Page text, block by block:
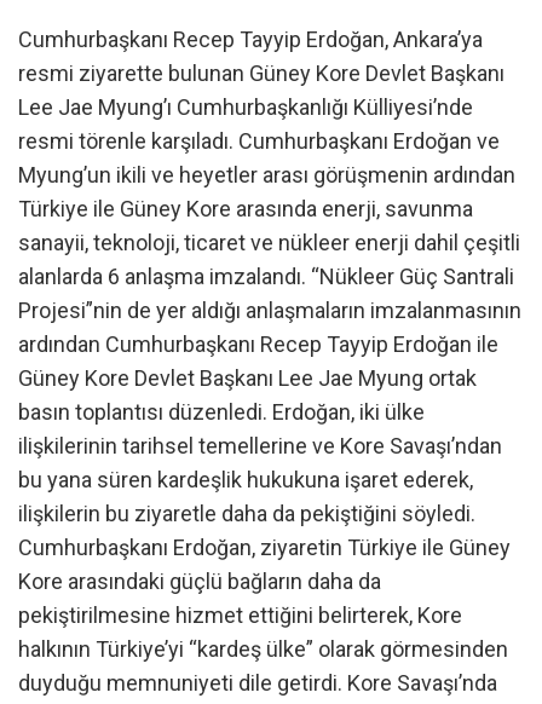
Cumhurbaşkanı Recep Tayyip Erdoğan, Ankara’ya
resmi ziyarette bulunan Güney Kore Devlet Başkanı
Lee Jae Myung’ı Cumhurbaşkanlığı Külliyesi’nde
resmi törenle karşıladı. Cumhurbaşkanı Erdoğan ve
Myung’un ikili ve heyetler arası görüşmenin ardından
Türkiye ile Güney Kore arasında enerji, savunma
sanayii, teknoloji, ticaret ve nükleer enerji dahil çeşitli
alanlarda 6 anlaşma imzalandı. “Nükleer Güç Santrali
Projesi”nin de yer aldığı anlaşmaların imzalanmasının
ardından Cumhurbaşkanı Recep Tayyip Erdoğan ile
Güney Kore Devlet Başkanı Lee Jae Myung ortak
basın toplantısı düzenledi. Erdoğan, iki ülke
ilişkilerinin tarihsel temellerine ve Kore Savaşı’ndan
bu yana süren kardeşlik hukukuna işaret ederek,
ilişkilerin bu ziyaretle daha da pekiştiğini söyledi.
Cumhurbaşkanı Erdoğan, ziyaretin Türkiye ile Güney
Kore arasındaki güçlü bağların daha da
pekiştirilmesine hizmet ettiğini belirterek, Kore
halkının Türkiye’yi “kardeş ülke” olarak görmesinden
duyduğu memnuniyeti dile getirdi. Kore Savaşı’nda